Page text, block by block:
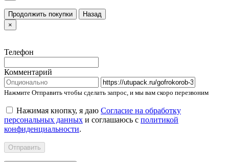
Продолжить покупки
Назад
×
Телефон
Комментарий
Нажмите Отправить чтобы сделать запрос, и мы вам скоро перезвоним
Нажимая кнопку, я даю Согласие на обработку
персональных данных и соглашаюсь с политикой
конфиденциальности.
Отправить